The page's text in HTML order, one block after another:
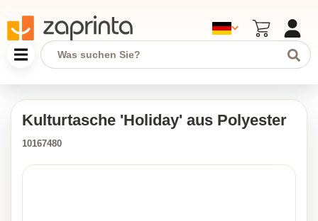
Kulturtasche 'Holiday' aus Polyester
10167480